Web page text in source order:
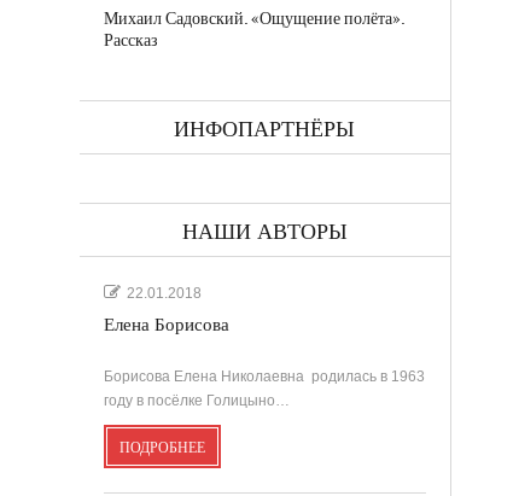
Михаил Садовский. «Ощущение полёта».
Рассказ
ИНФОПАРТНЁРЫ
НАШИ АВТОРЫ
22.01.2018
Елена Борисова
Борисова Елена Николаевна родилась в 1963
году в посёлке Голицыно…
ПОДРОБНЕЕ